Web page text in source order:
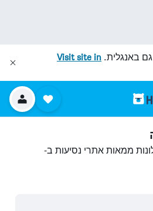
גם באנגלית. Visit site in
ממאות אתרי נסיעות ב-